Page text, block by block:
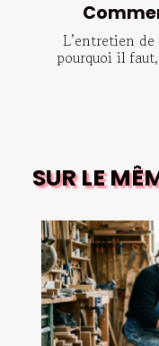
L’entretien
pourquoi il
SUR LE